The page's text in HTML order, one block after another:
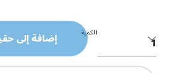
الكمية إضافة إلى